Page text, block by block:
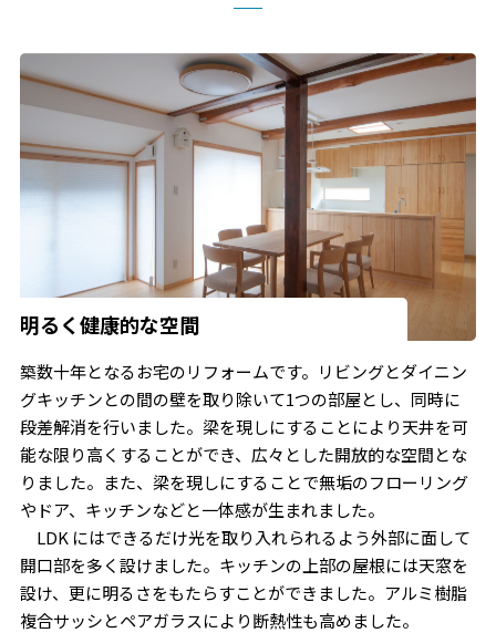
明るく健康的な空間
築数十年となるお宅のリフォームです。リビングとダイニン
グキッチンとの間の壁を取り除いて1つの部屋とし、同時に
段差解消を行いました。梁を現しにすることにより天井を可
能な限り高くすることができ、広々とした開放的な空間とな
りました。また、梁を現しにすることで無垢のフローリング
やドア、キッチンなどと一体感が生まれました。
LDK にはできるだけ光を取り入れられるよう外部に面して
開口部を多く設けました。キッチンの上部の屋根には天窓を
設け、更に明るさをもたらすことができました。アルミ樹脂
複合サッシとペアガラスにより断熱性も高めました。